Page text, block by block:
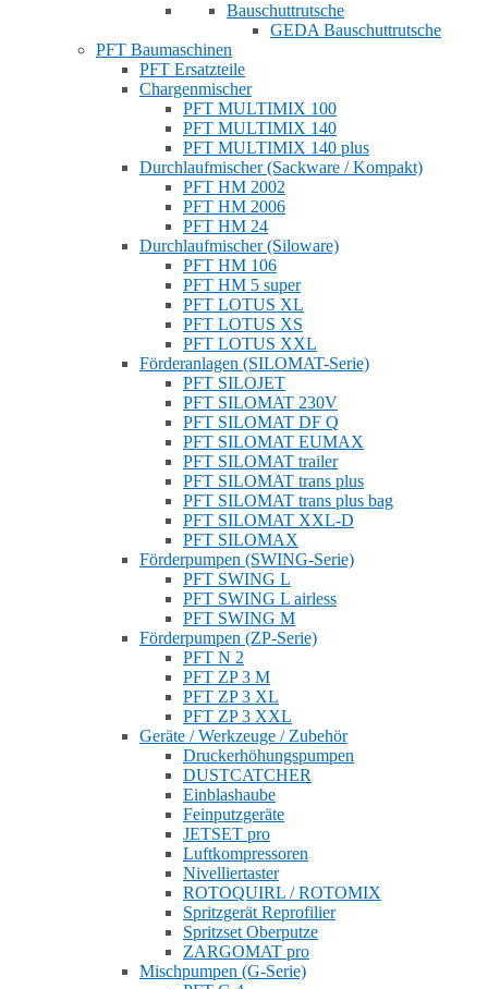
Bauschuttrutsche
GEDA Bauschuttrutsche
PFT Baumaschinen
PFT Ersatzteile
Chargenmischer
PFT MULTIMIX 100
PFT MULTIMIX 140
PFT MULTIMIX 140 plus
Durchlaufmischer (Sackware / Kompakt)
PFT HM 2002
PFT HM 2006
PFT HM 24
Durchlaufmischer (Siloware)
PFT HM 106
PFT HM 5 super
PFT LOTUS XL
PFT LOTUS XS
PFT LOTUS XXL
Förderanlagen (SILOMAT-Serie)
PFT SILOJET
PFT SILOMAT 230V
PFT SILOMAT DF Q
PFT SILOMAT EUMAX
PFT SILOMAT trailer
PFT SILOMAT trans plus
PFT SILOMAT trans plus bag
PFT SILOMAT XXL-D
PFT SILOMAX
Förderpumpen (SWING-Serie)
PFT SWING L
PFT SWING L airless
PFT SWING M
Förderpumpen (ZP-Serie)
PFT N 2
PFT ZP 3 M
PFT ZP 3 XL
PFT ZP 3 XXL
Geräte / Werkzeuge / Zubehör
Druckerhöhungspumpen
DUSTCATCHER
Einblashaube
Feinputzgeräte
JETSET pro
Luftkompressoren
Nivelliertaster
ROTOQUIRL / ROTOMIX
Spritzgerät Reprofilier
Spritzset Oberputze
ZARGOMAT pro
Mischpumpen (G-Serie)